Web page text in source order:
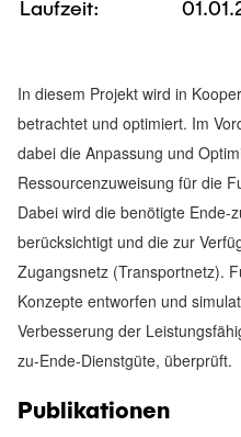
Newsroom
Flyer und Broschüren
Magazin spektrum
Veranstaltungen
Merchandise-Shop
Arbeiten an der TU
Stellenausschreibungen
Berufsausbildung und
Berufungen
Beratung und Kontakt
Rund ums Studium
Studienorganisation
AI in Education
Für Absolventinnen
Alumni
Berufseinstieg - Career
Graduiertenakademie
Promotion und Habilitation
Forschungsförderung
Early Career
Gute
Future Lectures
Team
Studiengänge
Technologie und
News
Studiengänge
Forschung und Institute
Management-
Studiengänge
Partnerships and
Partnerhochschulen
Eine Partnerschaft
Strategie
ECIU University
Contacts &
Laufzeit:
In diesem Projekt wird in
betrachtet und optimiert. Im
dabei die Anpassung und
Ressourcenzuweisung für die
Dabei wird die benötigte Ende-
berücksichtigt und die zur
Zugangsnetz (Transportnetz).
Konzepte entworfen und
Verbesserung der
zu-Ende-Dienstgüte, überprüft.
Publikationen